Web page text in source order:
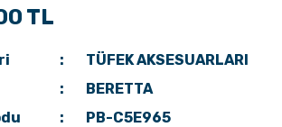
TL
TÜFEK AKSESUARLARI
BERETTA
PB-C5E965